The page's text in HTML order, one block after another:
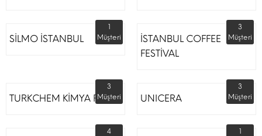
SİLMO İSTANBUL
1
Müşteri
İSTANBUL COFFEE
FESTİVAL
3
Müşteri
TURKCHEM KİMYA FUARI
3
Müşteri
UNICERA
3
Müşteri
4
1